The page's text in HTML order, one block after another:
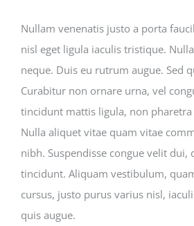
Nullam venenatis justo a porta
nisl eget ligula iaculis tristique.
neque. Duis eu rutrum augue. Sed
Curabitur non ornare urna, vel
tincidunt mattis ligula, non
Nulla aliquet vitae quam vitae
nibh. Suspendisse congue velit
tincidunt. Aliquam vestibulum,
cursus, justo purus varius nisl,
quis augue.